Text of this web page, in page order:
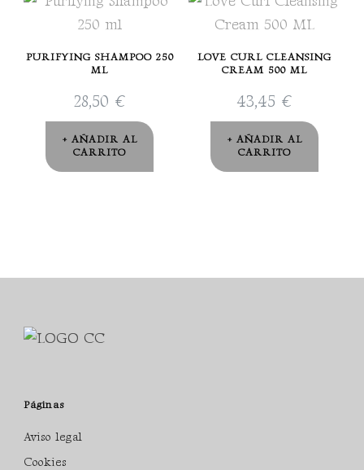
PURIFYING SHAMPOO 250
ML
28,50 €
AÑADIR AL
CARRITO
LOVE CURL CLEANSING
CREAM 500 ML
43,45 €
AÑADIR AL
CARRITO
Páginas
Aviso legal
Cookies